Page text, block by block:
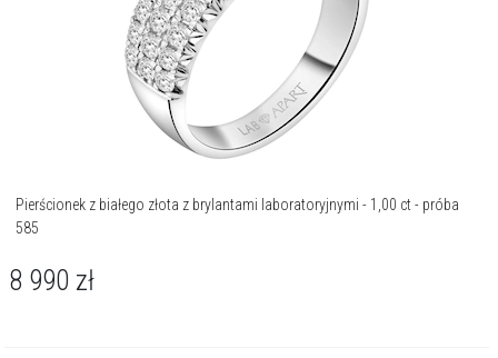
Pierścionek z białego złota z brylantami laboratoryjnymi - 1,00 ct - próba
585
8 990 zł